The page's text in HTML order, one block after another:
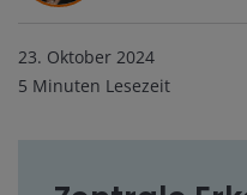
23. Oktober 2024
5 Minuten Lesezeit